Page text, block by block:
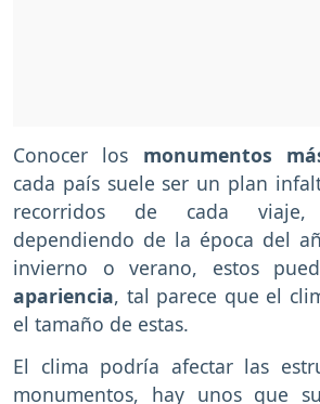
Conocer los monumentos
cada país suele ser un plan
recorridos de cada
dependiendo de la época del
invierno o verano, estos
apariencia, tal parece que el
el tamaño de estas.
El clima podría afectar las
monumentos, hay unos que